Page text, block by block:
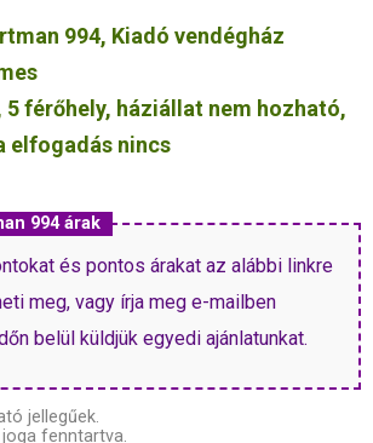
994, Kiadó vendégház
5 férőhely, háziállat nem hozható,
elfogadás nincs
994 árak
és pontos árakat az alábbi linkre
meg, vagy írja meg e-mailben
belül küldjük egyedi ajánlatunkat.
jellegűek.
fenntartva.